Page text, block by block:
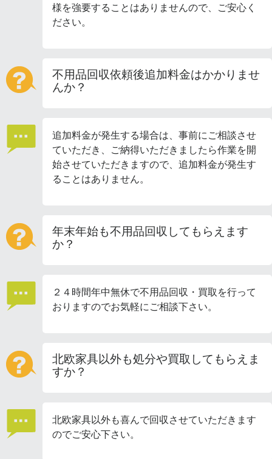
様を強要することはありませんので、ご安心く
ださい。
不用品回収依頼後追加料金はかかりませ
んか？
追加料金が発生する場合は、事前にご相談させ
ていただき、ご納得いただきましたら作業を開
始させていただきますので、追加料金が発生す
ることはありません。
年末年始も不用品回収してもらえます
か？
２４時間年中無休で不用品回収・買取を行って
おりますのでお気軽にご相談下さい。
北欧家具以外も処分や買取してもらえま
すか？
北欧家具以外も喜んで回収させていただきます
のでご安心下さい。